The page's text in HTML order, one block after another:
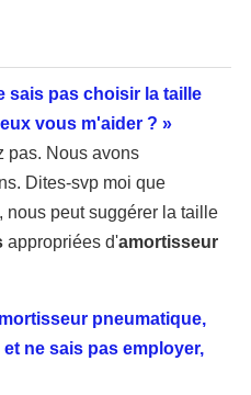
sais pas choisir la taille
vous m'aider ? »
pas. Nous avons
Dites-svp moi que
nous peut suggérer la taille
appropriées d'amortisseur
pneumatique,
ne sais pas employer,